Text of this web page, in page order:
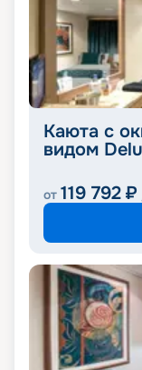
Каюта с
видом
от 119 792 ₽